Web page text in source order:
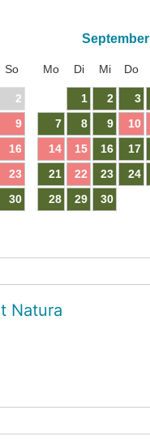
So
2
9
16
23
30
September
Mo Di Mi Do
1 2 3
7
8 9 10
14
15 16 17
21
22 23 24
28
29 30
Natura